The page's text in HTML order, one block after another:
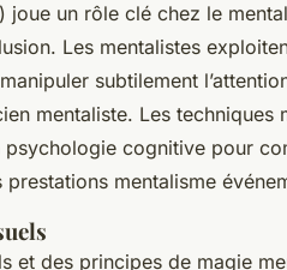
joue un rôle clé chez le
Les mentalistes
subtilement
mentaliste. Les techniques
cognitive pour
mentalisme
et des principes de magie